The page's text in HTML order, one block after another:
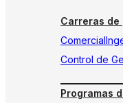
Carreras de
Comercial
Control de
Programas